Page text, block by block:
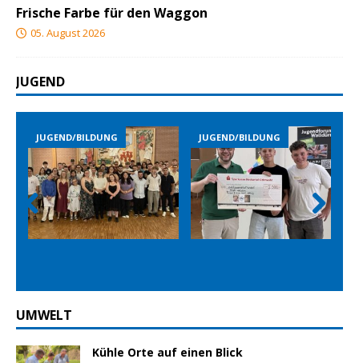
Frische Farbe für den Waggon
05. August 2026
JUGEND
JUGEND/BILDUNG JUGEND/BILDUNG
Prev
ious
Nex
t
UMWELT
Kühle Orte auf einen Blick